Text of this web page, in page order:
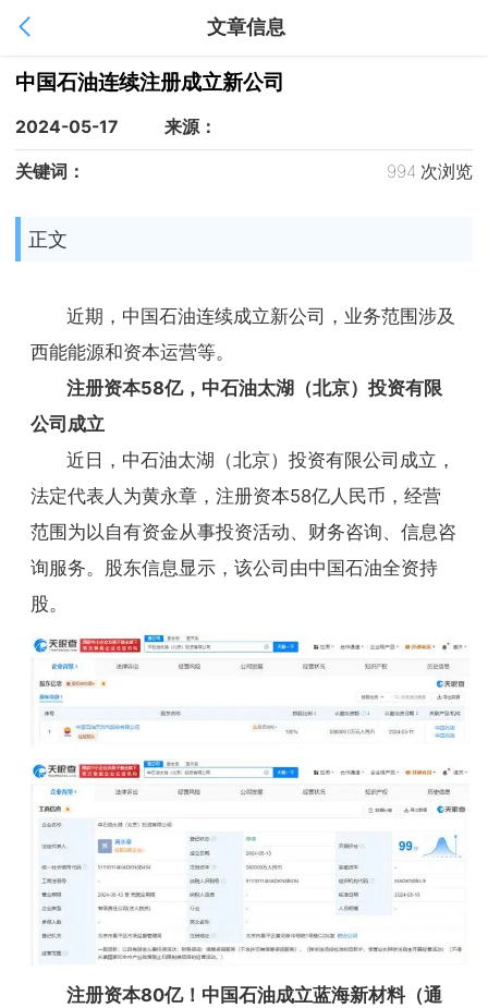
文章信息
中国石油连续注册成立新公司
2024-05-17 来源：
关键词： 994 次浏览
正文
近期，中国石油连续成立新公司，业务范围涉及
西能能源和资本运营等。
注册资本58亿，中石油太湖（北京）投资有限
公司成立
近日，中石油太湖（北京）投资有限公司成立，
法定代表人为黄永章，注册资本58亿人民币，经营
范围为以自有资金从事投资活动、财务咨询、信息咨
询服务。股东信息显示，该公司由中国石油全资持
股。
注册资本80亿！中国石油成立蓝海新材料（通